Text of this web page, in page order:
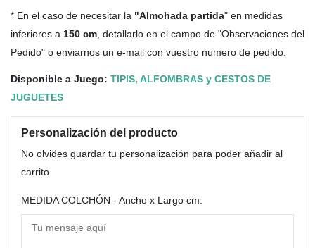
* En el caso de necesitar la "Almohada partida" en medidas
inferiores a 150 cm, detallarlo en el campo de "Observaciones del
Pedido" o enviarnos un e-mail con vuestro número de pedido.
Disponible a Juego: TIPIS, ALFOMBRAS y CESTOS DE
JUGUETES
Personalización del producto
No olvides guardar tu personalización para poder añadir al
carrito
MEDIDA COLCHÓN - Ancho x Largo cm: